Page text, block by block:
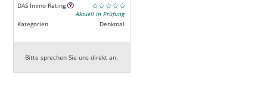
DAS Immo Rating
Aktuell in Prüfung
Kategorien
Denkmal
Bitte sprechen Sie uns direkt an.